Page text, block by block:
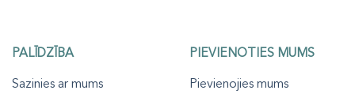
PALĪDZĪBA
Sazinies ar mums
PIEVIENOTIES MUMS
Pievienojies mums